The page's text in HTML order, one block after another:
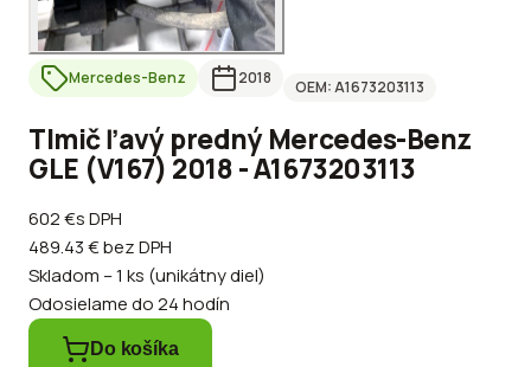
Mercedes-Benz 2018 OEM:A1673203113
Tlmič ľavý predný Mercedes-Benz
GLE (V167) 2018 - A1673203113
602 €s DPH
489.43 €bez DPH
Skladom – 1 ks (unikátny diel)
Odosielame do 24 hodín
Do košíka